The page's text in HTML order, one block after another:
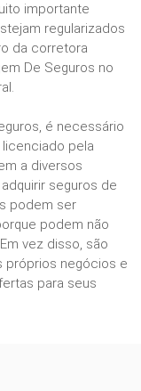
importante
regularizados
da corretora
De Seguros no
é necessário
pela
a diversos
seguros de
podem ser
podem não
vez disso, são
próprios negócios e
para seus